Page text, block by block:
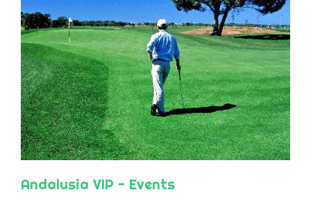
Andalusia VIP - Events